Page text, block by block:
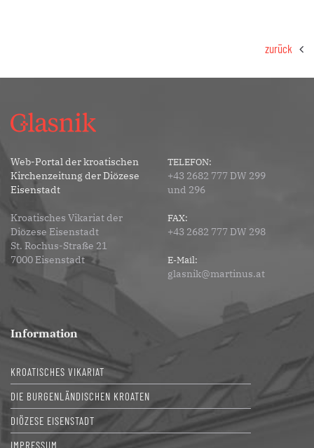
zurück
Web-Portal der kroatischen
Kirchenzeitung der Diözese
Eisenstadt
Kroatisches Vikariat der
Diözese Eisenstadt
St. Rochus-Straße 21
7000 Eisenstadt
TELEFON:
+43 2682 777 DW 299
und 296
FAX:
+43 2682 777 DW 298
E-Mail:
glasnik@martinus.at
Information
KROATISCHES VIKARIAT
DIE BURGENLÄNDISCHEN KROATEN
DIÖZESE EISENSTADT
IMPRESSUM